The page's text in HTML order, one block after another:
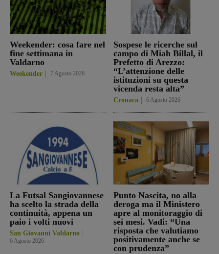
Weekender: cosa fare nel
fine settimana in
Valdarno
Weekender 7 Agosto 2026
Sospese le ricerche sul
campo di Miah Billal, il
Prefetto di Arezzo:
“L’attenzione delle
istituzioni su questa
vicenda resta alta”
Cronaca 6 Agosto 2026
La Futsal Sangiovannese
ha scelto la strada della
continuità, appena un
paio i volti nuovi
San Giovanni Valdarno
6 Agosto 2026
Punto Nascita, no alla
deroga ma il Ministero
apre al monitoraggio di
sei mesi. Vadi: “Una
risposta che valutiamo
positivamente anche se
con prudenza”